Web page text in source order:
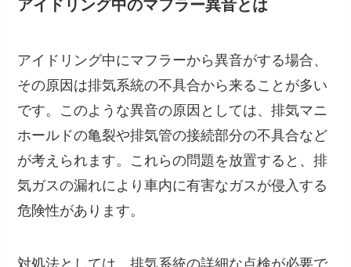
アイドリング中にマフラーから異音がする場合、
その原因は排気系統の不具合から来ることが多い
です。このような異音の原因としては、排気マニ
ホールドの亀裂や排気管の接続部分の不具合など
が考えられます。これらの問題を放置すると、排
気ガスの漏れにより車内に有害なガスが侵入する
危険性があります。
対処法としては、排気系統の詳細な点検が必要で